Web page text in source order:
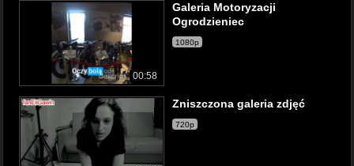
00:58
Galeria Motoryzacji
Ogrodzieniec
1080p
Zniszczona galeria zdjęć
720p